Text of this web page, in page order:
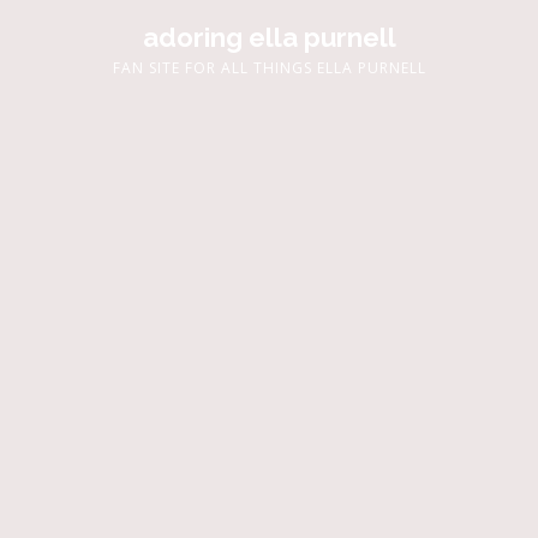
adoring ella purnell
FAN SITE FOR ALL THINGS ELLA PURNELL